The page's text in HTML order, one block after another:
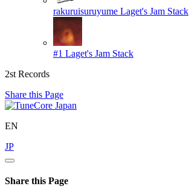
rakuruisuruyume Laget's Jam Stack
#1 Laget's Jam Stack
2st Records
Share this Page
EN
JP
Share this Page